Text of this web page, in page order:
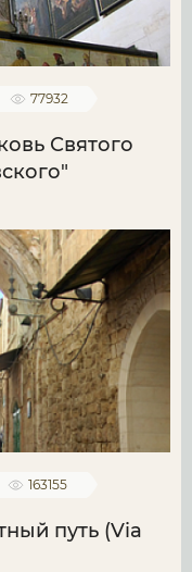
77932
Святого
163155
путь (Via